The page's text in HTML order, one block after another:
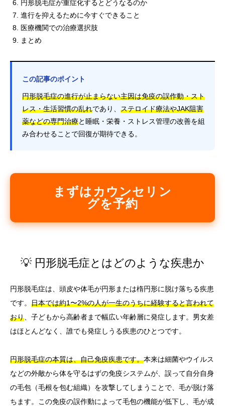
円形脱毛症が重症化するとどうなるのか
進行を抑えるために今すぐできること
医療機関での治療選択肢
まとめ
この記事のポイント
円形脱毛症の進行が止まらない主因は免疫の誤作動・スト
レス・生活習慣の乱れであり、 ステロイド療法やJAK阻害
薬などの専門治療と睡眠・栄養・ストレス管理の改善を組
み合わせることで回復が期待できる。
まずはカウンセリン
グを予約
💡 円形脱毛症とはどのような疾患か
円形脱毛症は、頭皮や体毛が円形または楕円形に脱け落ちる疾患
です。 日本では約1〜2%の人が一生のうちに経験すると言われて
おり 、子どもから高齢者まで幅広い年齢層に発症します。男女差
はほとんどなく、誰でも発症しうる疾患のひとつです。
円形脱毛症の本質は、自己免疫疾患です。本来は細菌やウイルス
などの外敵から体を守るはずの免疫システムが、誤って自分自身
の毛包（毛根を包む組織）を攻撃してしまうことで、毛が脱け落
ちます。この免疫の誤作動によって毛包の機能が低下し、毛が成